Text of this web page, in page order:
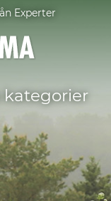
Experter
kategorier